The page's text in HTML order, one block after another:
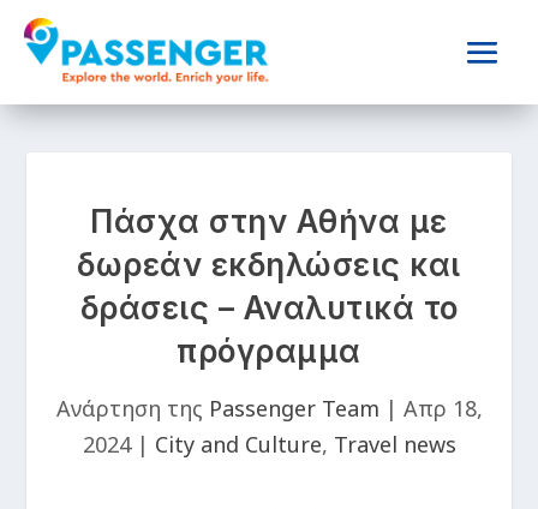
Πάσχα στην Αθήνα με
δωρεάν εκδηλώσεις και
δράσεις – Αναλυτικά το
πρόγραμμα
Ανάρτηση της Passenger Team | Απρ 18,
2024| City and Culture, Travel news